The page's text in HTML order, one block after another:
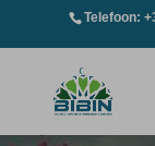
Telefoon: